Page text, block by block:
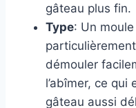
gâteau plus fin.
Type: Un
démouler
l’abîmer, ce qui
gâteau aussi